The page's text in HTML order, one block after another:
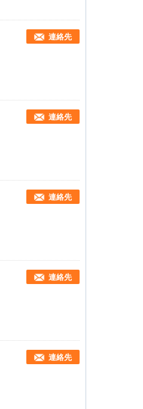
連絡先
連絡先
連絡先
連絡先
連絡先